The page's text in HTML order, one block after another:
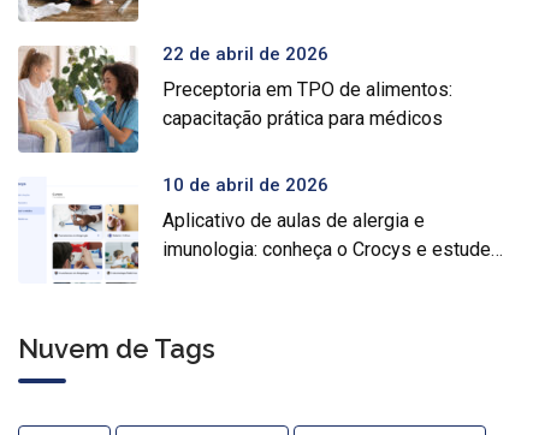
22 de abril de 2026
Preceptoria em TPO de alimentos:
capacitação prática para médicos
10 de abril de 2026
Aplicativo de aulas de alergia e
imunologia: conheça o Crocys e estude
Nuvem de Tags